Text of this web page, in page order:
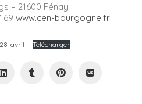
– 21600 Fénay
69 www.cen-bourgogne.fr
avril- Télécharger